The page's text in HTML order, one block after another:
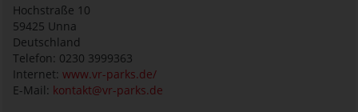
Hochstraße 10
59425 Unna
Deutschland
Telefon: 0230 3999363
Internet: www.vr-parks.de/
E-Mail: kontakt@vr-parks.de